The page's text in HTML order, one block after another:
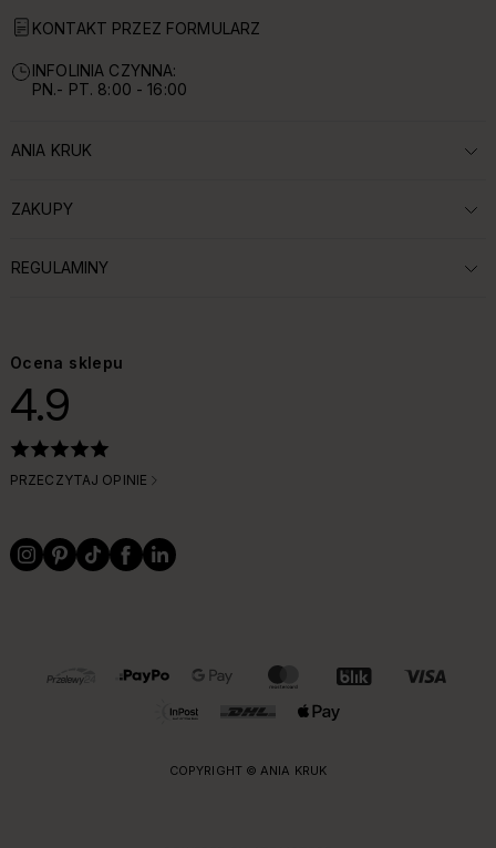
KONTAKT PRZEZ FORMULARZ
INFOLINIA CZYNNA:
PN.- PT. 8:00 - 16:00
ROZWIŃ SEKCJĘ:
ANIA KRUK
ROZWIŃ SEKCJĘ:
ZAKUPY
ROZWIŃ SEKCJĘ:
REGULAMINY
Ocena sklepu
4.9
PRZECZYTAJ OPINIE
OBSŁUGIWANE FORMY PŁATNOŚCI I DOSTAWY
COPYRIGHT © ANIA KRUK